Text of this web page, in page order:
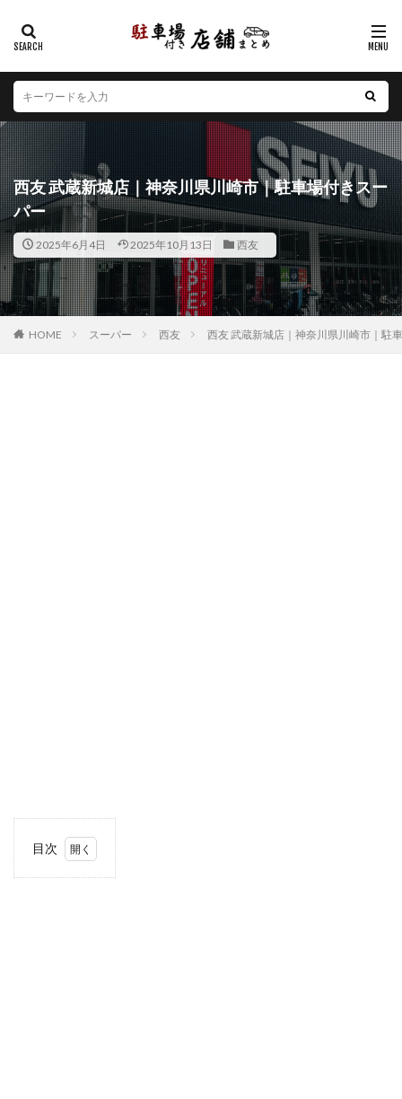
西友 武蔵新城店｜神奈川県川崎市｜駐車場付きスー
パー
2025年6月4日 2025年10月13日 西友
HOME スーパー 西友 西友 武蔵新城店｜神奈川県川崎市｜駐
目次
カテゴリー
エリア
北海道 岩手県 宮城県
秋田県
山形県
茨城県 栃木県
群馬県
埼玉県
千葉県 東京都 神奈川県
新潟県
山梨県
長野県 富山県 石川県
福井県
岐阜県
静岡県 愛知県 三重県
滋賀県
京都府
大阪府 兵庫県 奈良県
和歌山県
鳥取県
島根県 岡山県 広島県
山口県
徳島県
香川県 愛媛県 高知県
福岡県
佐賀県
長崎県 熊本県 大分県
宮崎県